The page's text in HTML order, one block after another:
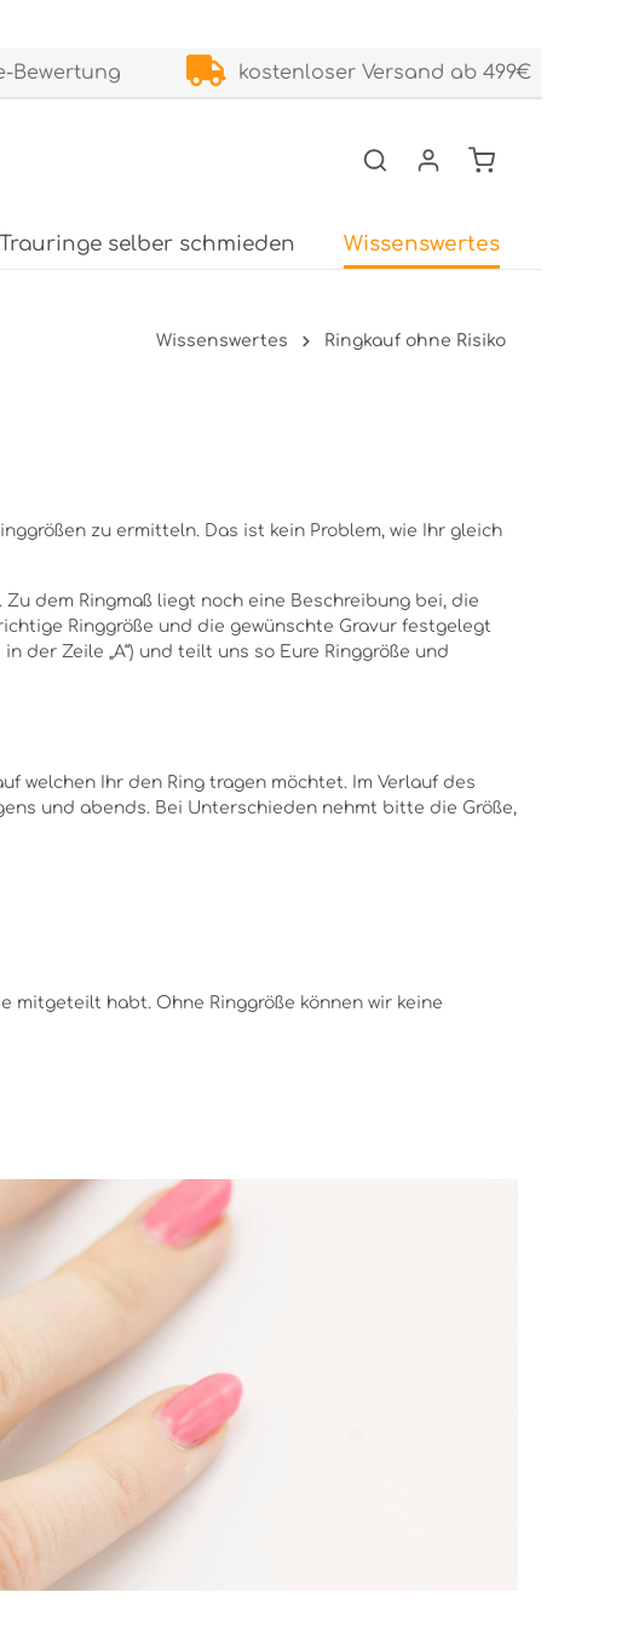
Bewertung kostenloser Versand ab 499€
Trauringe selber schmieden Wissenswertes
Wissenswertes Ringkauf ohne Risiko
zu ermitteln. Das ist kein Problem, wie Ihr gleich
dem Ringmaß liegt noch eine Beschreibung bei, die
Ringgröße und die gewünschte Gravur festgelegt
der Zeile „A“) und teilt uns so Eure Ringgröße und
welchen Ihr den Ring tragen möchtet. Im Verlauf des
und abends. Bei Unterschieden nehmt bitte die Größe,
mitgeteilt habt. Ohne Ringgröße können wir keine